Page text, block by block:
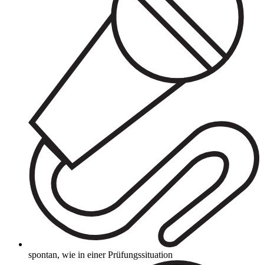
spontan, wie in einer Prüfungssituation